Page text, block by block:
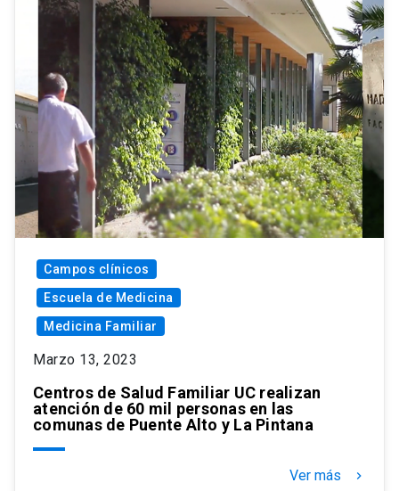
Campos clínicos
Escuela de Medicina
Medicina Familiar
Marzo 13, 2023
Centros de Salud Familiar UC realizan
atención de 60 mil personas en las
comunas de Puente Alto y La Pintana
Ver más keyboard_arrow_right